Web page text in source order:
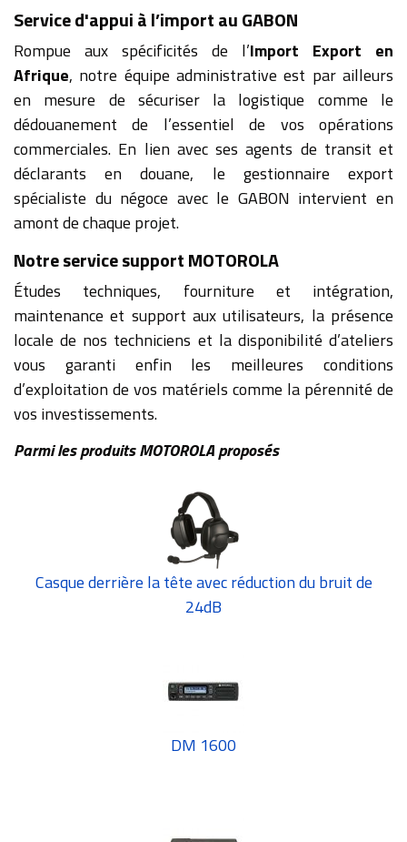
Service d'appui à l’import au GABON
Rompue aux spécificités de l’Import Export en
Afrique, notre équipe administrative est par ailleurs
en mesure de sécuriser la logistique comme le
dédouanement de l’essentiel de vos opérations
commerciales. En lien avec ses agents de transit et
déclarants en douane, le gestionnaire export
spécialiste du négoce avec le GABON intervient en
amont de chaque projet.
Notre service support MOTOROLA
Études techniques, fourniture et intégration,
maintenance et support aux utilisateurs, la présence
locale de nos techniciens et la disponibilité d’ateliers
vous garanti enfin les meilleures conditions
d’exploitation de vos matériels comme la pérennité de
vos investissements.
Parmi les produits MOTOROLA proposés
Casque derrière la tête avec réduction du bruit de
24dB
DM 1600